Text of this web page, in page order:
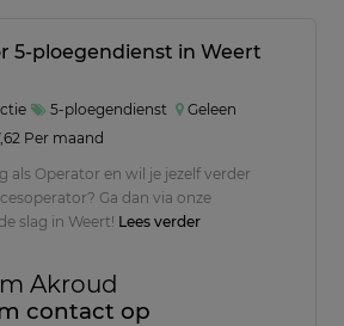
5-ploegendienst in Weert
5-ploegendienst
Geleen
Per maand
als Operator en wil je jezelf verder
Ga dan via onze
slag in Weert! Lees verder
Akroud
contact op